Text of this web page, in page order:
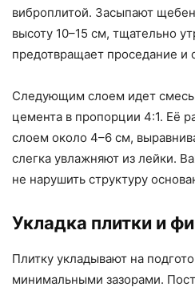
виброплитой. Засыпают
высоту 10–15 см, тщательно
предотвращает проседание и
Следующим слоем идет смесь
цемента в пропорции 4:1. Её
слоем около 4–6 см,
слегка увлажняют из лейки.
не нарушить структуру
Укладка плитки и
Плитку укладывают на
минимальными зазорами.